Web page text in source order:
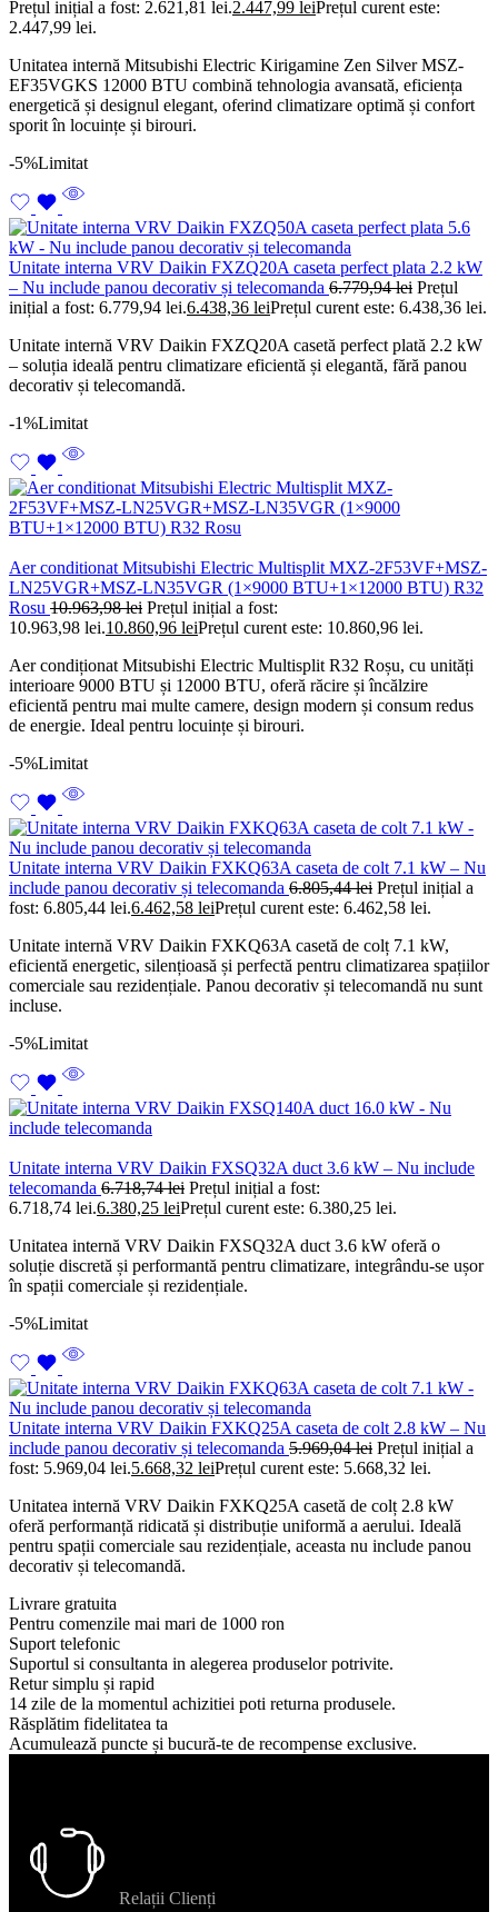
Prețul inițial a fost: 2.621,81 lei.2.447,99 leiPrețul curent este:
2.447,99 lei.
Unitatea internă Mitsubishi Electric Kirigamine Zen Silver MSZ-
EF35VGKS 12000 BTU combină tehnologia avansată, eficiența
energetică și designul elegant, oferind climatizare optimă și confort
sporit în locuințe și birouri.
-5%Limitat
Unitate interna VRV Daikin FXZQ20A caseta perfect plata 2.2 kW
– Nu include panou decorativ și telecomanda 6.779,94lei Prețul
inițial a fost: 6.779,94 lei.6.438,36 leiPrețul curent este: 6.438,36 lei.
Unitate internă VRV Daikin FXZQ20A casetă perfect plată 2.2 kW
– soluția ideală pentru climatizare eficientă și elegantă, fără panou
decorativ și telecomandă.
-1%Limitat
Aer conditionat Mitsubishi Electric Multisplit MXZ-2F53VF+MSZ-
LN25VGR+MSZ-LN35VGR (1×9000 BTU+1×12000 BTU) R32
Rosu 10.963,98lei Prețul inițial a fost:
10.963,98 lei.10.860,96 leiPrețul curent este: 10.860,96 lei.
Aer condiționat Mitsubishi Electric Multisplit R32 Roșu, cu unități
interioare 9000 BTU și 12000 BTU, oferă răcire și încălzire
eficientă pentru mai multe camere, design modern și consum redus
de energie. Ideal pentru locuințe și birouri.
-5%Limitat
Unitate interna VRV Daikin FXKQ63A caseta de colt 7.1 kW – Nu
include panou decorativ și telecomanda 6.805,44lei Prețul inițial a
fost: 6.805,44 lei.6.462,58 leiPrețul curent este: 6.462,58 lei.
Unitate internă VRV Daikin FXKQ63A casetă de colț 7.1 kW,
eficientă energetic, silențioasă și perfectă pentru climatizarea spațiilor
comerciale sau rezidențiale. Panou decorativ și telecomandă nu sunt
incluse.
-5%Limitat
Unitate interna VRV Daikin FXSQ32A duct 3.6 kW – Nu include
telecomanda 6.718,74lei Prețul inițial a fost:
6.718,74 lei.6.380,25 leiPrețul curent este: 6.380,25 lei.
Unitatea internă VRV Daikin FXSQ32A duct 3.6 kW oferă o
soluție discretă și performantă pentru climatizare, integrându-se ușor
în spații comerciale și rezidențiale.
-5%Limitat
Unitate interna VRV Daikin FXKQ25A caseta de colt 2.8 kW – Nu
include panou decorativ și telecomanda 5.969,04lei Prețul inițial a
fost: 5.969,04 lei.5.668,32 leiPrețul curent este: 5.668,32 lei.
Unitatea internă VRV Daikin FXKQ25A casetă de colț 2.8 kW
oferă performanță ridicată și distribuție uniformă a aerului. Ideală
pentru spații comerciale sau rezidențiale, aceasta nu include panou
decorativ și telecomandă.
Livrare gratuita
Pentru comenzile mai mari de 1000 ron
Suport telefonic
Suportul si consultanta in alegerea produselor potrivite.
Retur simplu și rapid
14 zile de la momentul achizitiei poti returna produsele.
Răsplătim fidelitatea ta
Acumulează puncte și bucură-te de recompense exclusive.
Relații Clienți